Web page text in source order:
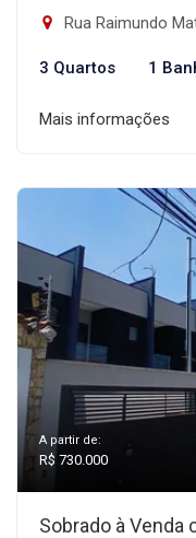
Rua Raimundo
3 Quartos 1
Mais informações
A partir de:
R$ 730.000
Sobrado à Venda